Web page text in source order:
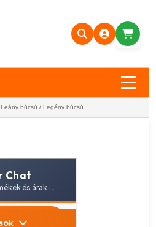
Leány búcsú / Legény búcsú